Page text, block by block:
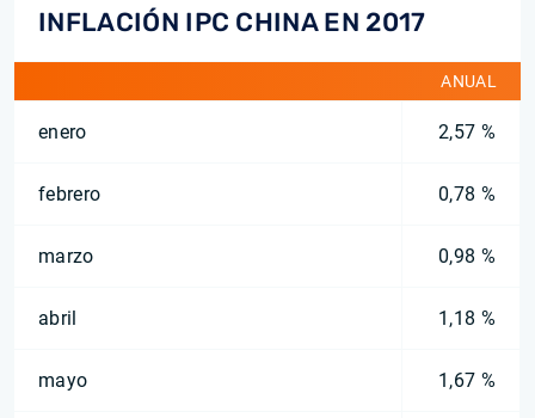
INFLACIÓN IPC CHINA EN 2017
ANUAL
enero 2,57 %
febrero 0,78 %
marzo 0,98 %
abril 1,18 %
mayo 1,67 %